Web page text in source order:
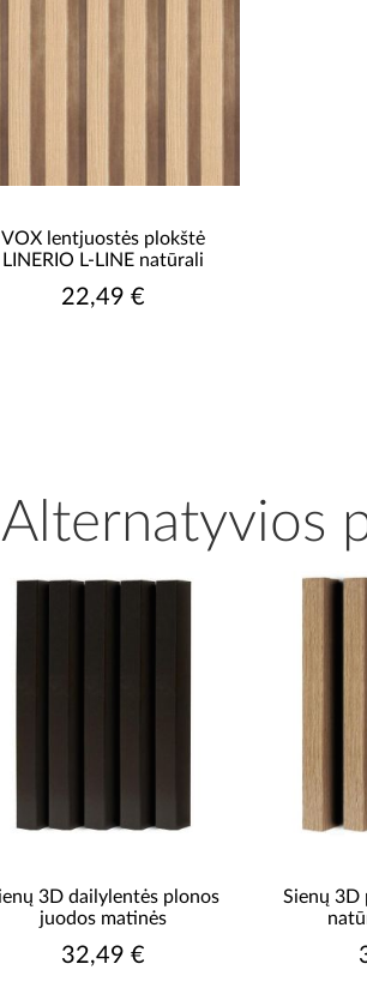
VOX lentjuostės plokštė
LINERIO L-LINE natūrali
22,49 €
Alternatyvios
3D dailylentės plonos
juodos matinės
32,49 €
Sienų 3D